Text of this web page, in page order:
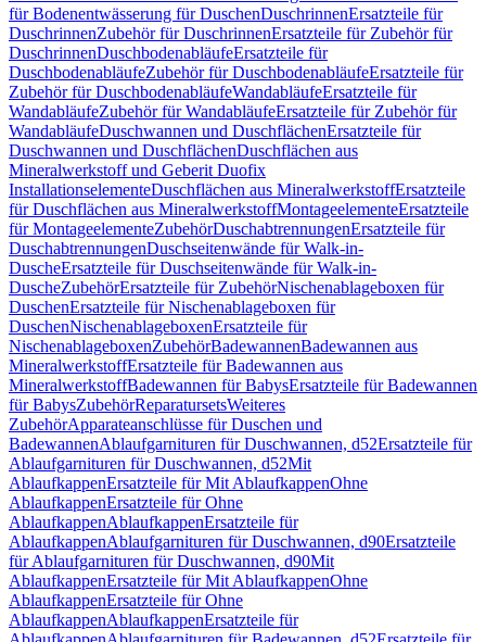
für Bodenentwässerung für DuschenDuschrinnenErsatzteile für
DuschrinnenZubehör für DuschrinnenErsatzteile für Zubehör für
DuschrinnenDuschbodenabläufeErsatzteile für
DuschbodenabläufeZubehör für DuschbodenabläufeErsatzteile für
Zubehör für DuschbodenabläufeWandabläufeErsatzteile für
WandabläufeZubehör für WandabläufeErsatzteile für Zubehör für
WandabläufeDuschwannen und DuschflächenErsatzteile für
Duschwannen und DuschflächenDuschflächen aus
Mineralwerkstoff und Geberit Duofix
InstallationselementeDuschflächen aus MineralwerkstoffErsatzteile
für Duschflächen aus MineralwerkstoffMontageelementeErsatzteile
für MontageelementeZubehörDuschabtrennungenErsatzteile für
DuschabtrennungenDuschseitenwände für Walk-in-
DuscheErsatzteile für Duschseitenwände für Walk-in-
DuscheZubehörErsatzteile für ZubehörNischenablageboxen für
DuschenErsatzteile für Nischenablageboxen für
DuschenNischenablageboxenErsatzteile für
NischenablageboxenZubehörBadewannenBadewannen aus
MineralwerkstoffErsatzteile für Badewannen aus
MineralwerkstoffBadewannen für BabysErsatzteile für Badewannen
für BabysZubehörReparatursetsWeiteres
ZubehörApparateanschlüsse für Duschen und
BadewannenAblaufgarnituren für Duschwannen, d52Ersatzteile für
Ablaufgarnituren für Duschwannen, d52Mit
AblaufkappenErsatzteile für Mit AblaufkappenOhne
AblaufkappenErsatzteile für Ohne
AblaufkappenAblaufkappenErsatzteile für
AblaufkappenAblaufgarnituren für Duschwannen, d90Ersatzteile
für Ablaufgarnituren für Duschwannen, d90Mit
AblaufkappenErsatzteile für Mit AblaufkappenOhne
AblaufkappenErsatzteile für Ohne
AblaufkappenAblaufkappenErsatzteile für